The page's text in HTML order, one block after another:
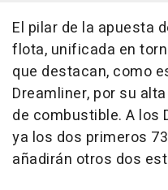
El pilar de la apuesta
flota, unificada en
que destacan, como
Dreamliner, por su
de combustible. A los
ya los dos primeros
añadirán otros dos